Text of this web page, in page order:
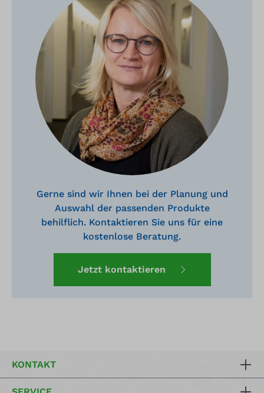
Gerne sind wir Ihnen bei der Planung und
Auswahl der passenden Produkte
behilflich. Kontaktieren Sie uns für eine
kostenlose Beratung.
Jetzt kontaktieren
KONTAKT